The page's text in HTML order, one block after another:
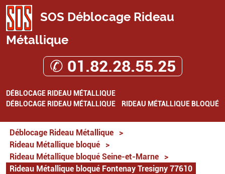
SOS Déblocage Rideau
Métallique
✆ 01.82.28.55.25
DÉBLOCAGE RIDEAU MÉTALLIQUE
DÉBLOCAGE RIDEAU MÉTALLIQUE
RIDEAU MÉTALLIQUE BLOQUÉ
Déblocage Rideau Métallique
>
Rideau Métallique bloqué
>
Rideau Métallique bloqué Seine-et-Marne
>
Rideau Métallique bloqué Fontenay Tresigny 77610